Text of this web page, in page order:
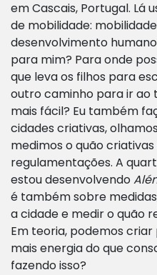
em Cascais, Portugal. Lá
de mobilidade:
desenvolvimento
para mim? Para onde
que leva os filhos para
outro caminho para ir ao
mais fácil? Eu também
cidades criativas,
medimos o quão criativas
regulamentações. A
estou desenvolvendo
é também sobre
a cidade e medir o quão
Em teoria, podemos
mais energia do que
fazendo isso?